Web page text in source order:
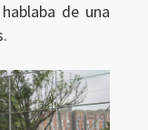
de una